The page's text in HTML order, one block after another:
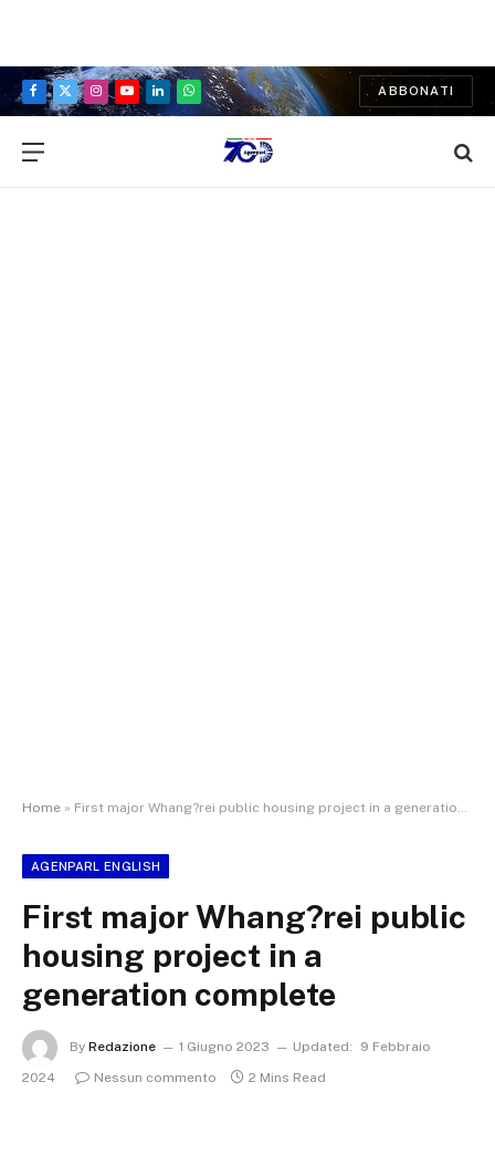
Facebook
X
Instagram
YouTubeLinkedInWhatsApp
ABBONATI
Home » First major Whang?rei public housing project in a generation complete
AGENPARL ENGLISH
First major Whang?rei public
housing project in a
generation complete
By Redazione 1 Giugno 2023 Updated:
9 Febbraio
2024
Nessun commento 2 Mins Read